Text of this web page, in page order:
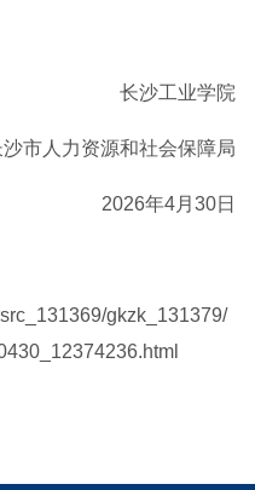
长沙工业学院
沙市人力资源和社会保障局
2026年4月30日
gkzk_131379/